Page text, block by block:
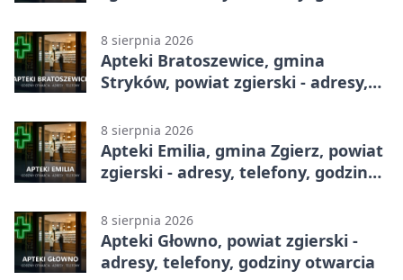
8 sierpnia 2026
Apteki Bratoszewice, gmina
Stryków, powiat zgierski - adresy,
8 sierpnia 2026
Apteki Emilia, gmina Zgierz, powiat
zgierski - adresy, telefony, godziny
8 sierpnia 2026
Apteki Głowno, powiat zgierski -
adresy, telefony, godziny otwarcia